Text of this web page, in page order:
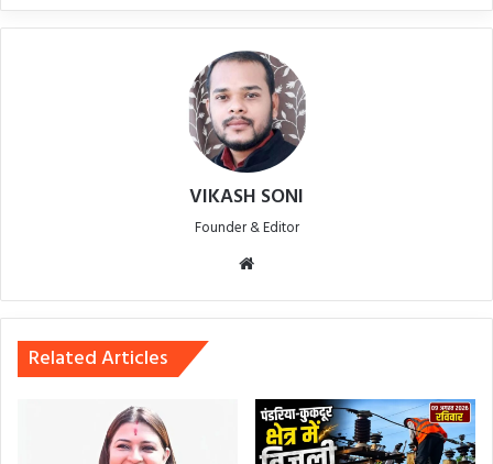
VIKASH SONI
Founder & Editor
Related Articles